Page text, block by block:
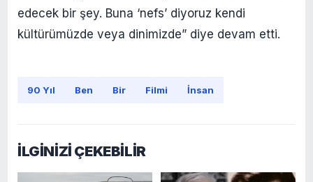
edecek bir şey. Buna ‘nefs’ diyoruz kendi
kültürümüzde veya dinimizde” diye devam etti.
90 Yıl Ben Bir Filmi İnsan
İLGİNİZİ ÇEKEBİLİR